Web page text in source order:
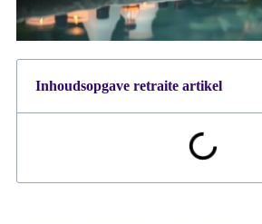
Inhoudsopgave retraite artikel